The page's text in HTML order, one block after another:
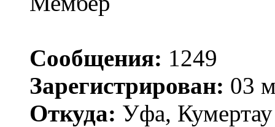
Сообщения: 1249
Зарегистрирован: 03
Откуда: Уфа, Кумертау